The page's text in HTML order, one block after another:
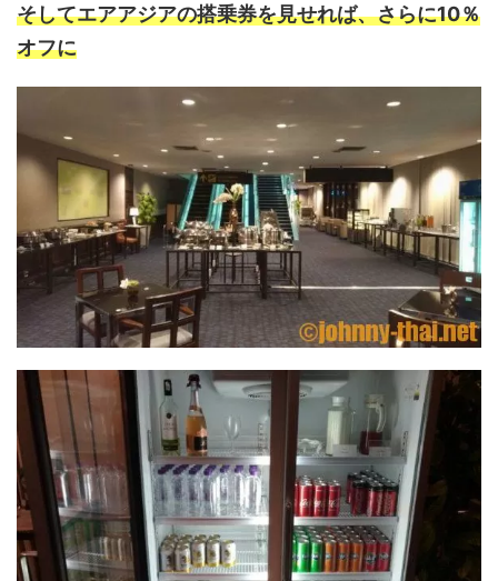
そしてエアアジアの搭乗券を見せれば、さらに10％
オフに